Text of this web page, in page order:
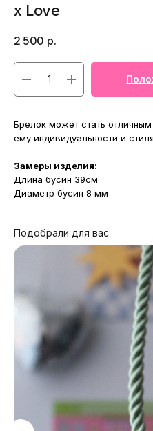
x Love
2 500 р.
Брелок может стать
ему индивидуальности и стиля
Замеры изделия:
Длина бусин 39см
Диаметр бусин 8 мм
Подобрали для вас